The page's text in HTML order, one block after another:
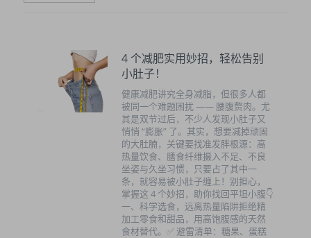
4 个减肥实用妙招，轻松告别
小肚子！
健康减肥讲究全身减脂，但很多人都
被同一个难题困扰 —— 腰腹赘肉。尤
其是双节过后，不少人发现小肚子又
悄悄 “膨胀” 了。其实，想要减掉顽固
的大肚腩，关键要找准发胖根源：高
热量饮食、膳食纤维摄入不足、不良
坐姿与久坐习惯，只要占了其中一
条，就容易被小肚子缠上！别担心，
掌握这 4 个妙招，助你找回平坦小腹👇
一、科学选食，远离热量陷阱拒绝精
加工零食和甜品，用高饱腹感的天然
食材替代。✅ 避雷清单：糖果、蛋糕